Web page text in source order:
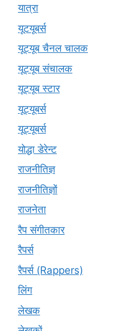
यात्रा
यूटयूबर्स
यूट्यूब चैनल चालक
यूट्यूब संचालक
यूट्यूब स्टार
यूट्‍यूबर्स
यूट्यूबर्स
योद्धा डेरेन्ट
राजनीतिज्ञ
राजनीतिज्ञों
राजनेता
रैप संगीतकार
रैपर्स
रैपर्स (Rappers)
लिंग
लेखक